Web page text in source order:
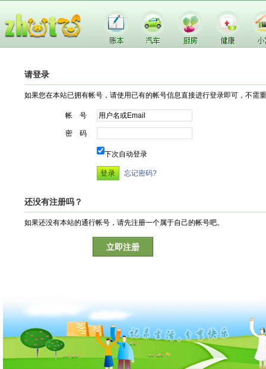
请登录
如果您在本站已拥有帐号，请使用已有的帐号信息直接进行登录即可，不需
帐 号
密 码
下次自动登录
忘记密码?
还没有注册吗？
如果还没有本站的通行帐号，请先注册一个属于自己的帐号吧。
立即注册